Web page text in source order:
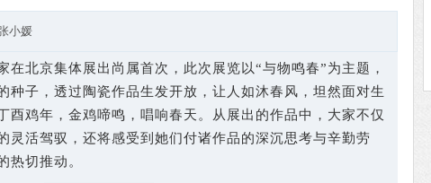
小媛
北京集体展出尚属首次，此次展览以“与物鸣春”为主题，
种子，透过陶瓷作品生发开放，让人如沐春风，坦然面对生
酉鸡年，金鸡啼鸣，唱响春天。从展出的作品中，大家不仅
灵活驾驭，还将感受到她们付诸作品的深沉思考与辛勤劳
热切推动。